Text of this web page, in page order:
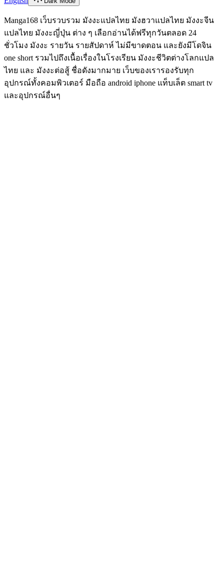
Manga168 เว็บรวบรวม มังงะแปลไทย มังฮวาแปลไทย มังงะจีน
แปลไทย มังงะญี่ปุ่น ต่าง ๆ เลือกอ่านได้ฟรีทุกวันตลอด 24
ชั่วโมง มังงะ รายวัน รายสัปดาห์ ไม่มีขาดตอน และยังมีโดจิน
one short รวมไปถึงเนื้อเรื่องในโรงเรียน มังงะชีวิตต่างโลกแปล
ไทย และ มังงะต่อสู้ ชื่อดังมากมาย เว็บของเรารองรับทุก
อุปกรณ์ทั้งคอมพิวเตอร์ มือถือ android iphone แท็บเล็ต smart tv
และอุปกรณ์อื่นๆ